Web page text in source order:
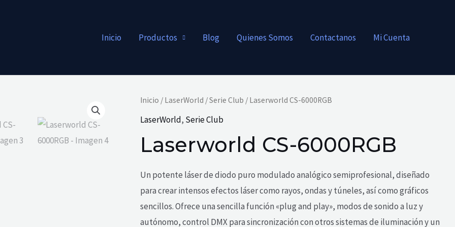
Inicio Productos Blog Quienes Somos Contactanos Mi Cuenta
Inicio / LaserWorld /Serie Club / Laserworld CS-6000RGB
LaserWorld, Serie Club
Laserworld CS-6000RGB
Un potente láser de diodo puro modulado analógico semiprofesional, diseñado
para crear intensos efectos láser como rayos, ondas y túneles, así como gráficos
sencillos. Ofrece una sencilla función «plug and play», modos de sonido a luz y
autónomo, control DMX para sincronización con otros sistemas de iluminación y un